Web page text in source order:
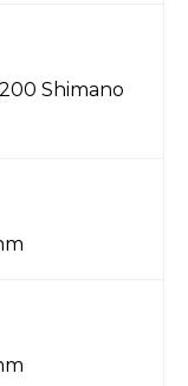
Shimano